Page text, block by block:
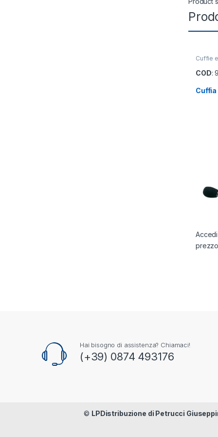
Cuffie
COD:
Cuffia
prezzo
Hai bisogno di assistenza? Chiamaci!
(+39) 0874 493176
© LPDistribuzione di Petrucci